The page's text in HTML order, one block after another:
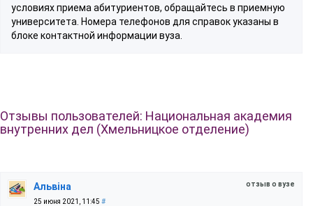
условиях приема абитуриентов, обращайтесь в приемную
университета. Номера телефонов для справок указаны в
блоке контактной информации вуза.
Отзывы пользователей: Национальная академия
внутренних дел (Хмельницкое отделение)
отзыв о вузе
Альвіна
25 июня 2021, 11:45 #